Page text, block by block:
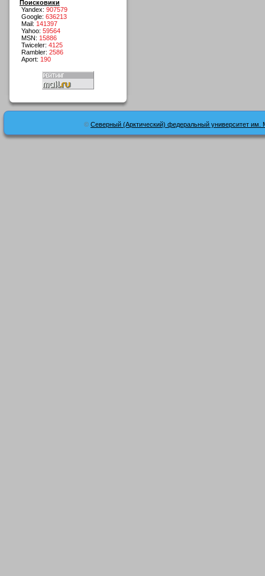
Поисковики
Yandex: 907579
Google: 636213
Mail: 141397
Yahoo: 59564
MSN: 15886
Twiceler: 4125
Rambler: 2586
Aport: 190
© Северный (Арктический) федеральный университет